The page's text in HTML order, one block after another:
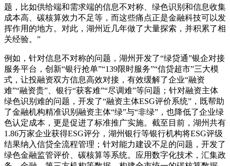
题，比如供给端和需求端的信息不对称、绿色识别和信息收集
成本高、碳核算效力不足等，而这些痛点正是金融科技可以发
挥作用的地方。对此，湖州近几年做了大量探索，并积累了相
关经验。”
例如，针对信息不对称的问题，湖州开发了“绿贷通”银企对接
服务平台，创新“银行抢单”“139限时服务”“信贷超市”三大模
式，让投融资双方信息高效对接，有效缓解了企业“融资
难”“融资贵”、银行“获客难”“尽调难”等问题；针对融资主体
绿色识别难的问题，开发了“融资主体ESG评价系统”，既帮助
了金融机构精准识别融资主体“绿”与“非绿”，也降低了企业绿
色认定成本，更是促进了标准推广实施。截至目前，湖州共有
1.86万家企业获得ESG评分，湖州银行等银行机构将ESG评级
结果纳入信贷全流程管理；针对能力建设不足的问题，开发了
绿色金融监管评价、碳核算等系统。应用数字化技术，汇集政